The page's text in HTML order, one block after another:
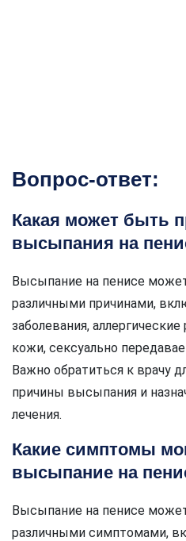
Вопрос-ответ:
Какая может быть
высыпания на
Высыпание на пенисе
различными причинами,
заболевания,
кожи, сексуально
Важно обратиться к врачу
причины высыпания и
лечения.
Какие симптомы
высыпание на
Высыпание на пенисе
различными симптомами,